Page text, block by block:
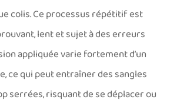
colis. Ce processus répétitif est
lent et sujet à des erreurs
appliquée varie fortement d’un
ce qui peut entraîner des sangles
serrées, risquant de se déplacer ou